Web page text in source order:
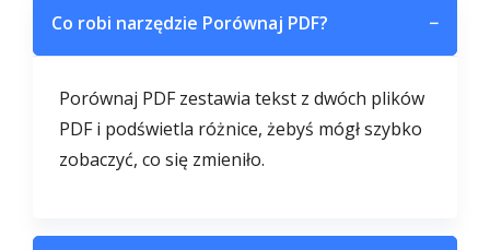
Co robi narzędzie Porównaj PDF? −
Porównaj PDF zestawia tekst z dwóch plików
PDF i podświetla różnice, żebyś mógł szybko
zobaczyć, co się zmieniło.